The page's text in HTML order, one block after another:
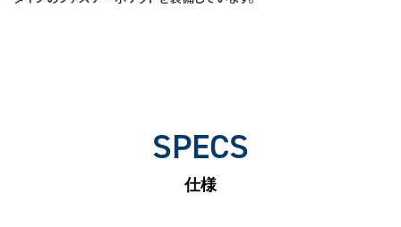
SPECS
仕様